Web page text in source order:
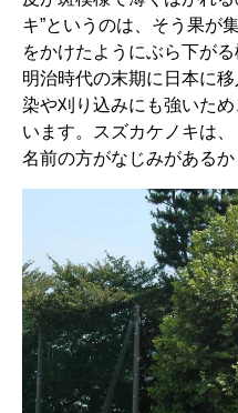
キ”というのは、そう果が
をかけたようにぶら下が
明治時代の末期に日本に
染や刈り込みにも強いた
います。スズカケノキは、
名前の方がなじみがあるか